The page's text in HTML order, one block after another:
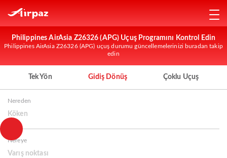
Philippines AirAsia Z26326 (APG) Uçuş Programını Kontrol Edin
Philippines AirAsia Z26326 (APG) uçuş durumu güncellemelerinizi buradan takip
edin
Tek Yön Gidiş Dönüş Çoklu Uçuş
Nereden
Köken
Nereye
Varış noktası